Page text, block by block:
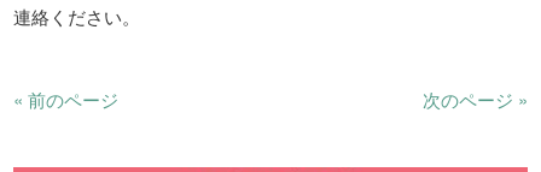
連絡ください。
« 前のページ 次のページ »